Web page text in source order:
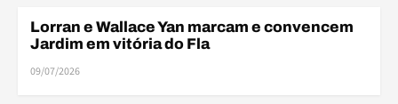
AMISTOSOS
Lorran e Wallace Yan marcam e convencem
Jardim em vitória do Fla
09/07/2026